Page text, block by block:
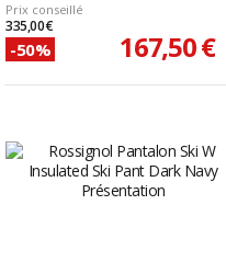
Prix conseillé
335,00 €
-50% 167,50 €